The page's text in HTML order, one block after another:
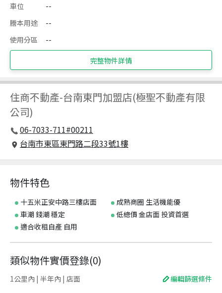
車位
--
謄本用途
--
使用分區
--
完整物件詳情
住商不動產-台南東門加盟店(極聖不動產有限
公司)
06-7033-711#00211
台南市東區東門路二段33號1樓
物件特色
十五米正安中路三樓店面
成熟商圈 生活機能優
車潮 錢潮 穩定
低總價 金店面 投資首選
適合收租自產 自用
類似物件實價登錄(0)
1公里內 | 半年內 | 店面 編輯篩選條件